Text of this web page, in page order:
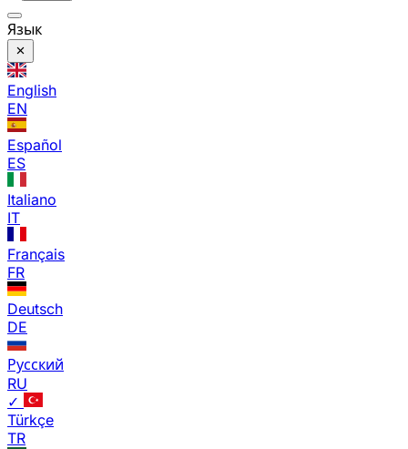
Язык
English
EN
Español
ES
Italiano
IT
Français
FR
Deutsch
DE
Русский
RU
✓
Türkçe
TR